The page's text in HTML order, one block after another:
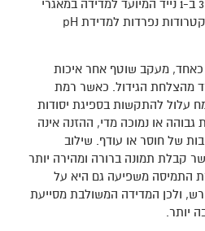
המים. לפי Bluelab, זהו מד 3 ב-1 נייד המיועד למדידה במאגרי
דשן, מי השקיה ונגר, עם אלקטרודות נפרדות למדידת pH
כאחד, מעקב שוטף אחר איכות
מהצלחת הגידול. כאשר רמת
עלול להתקשות בספיגת יסודות
גבוהה או נמוכה מדי, ההזנה אינה
של חוסר או עודף. שילוב
קבלת תמונה ברורה ומהירה יותר
התמיסה משפיעה גם היא על
ולכן המדידה המשולבת מסייעת
יותר.